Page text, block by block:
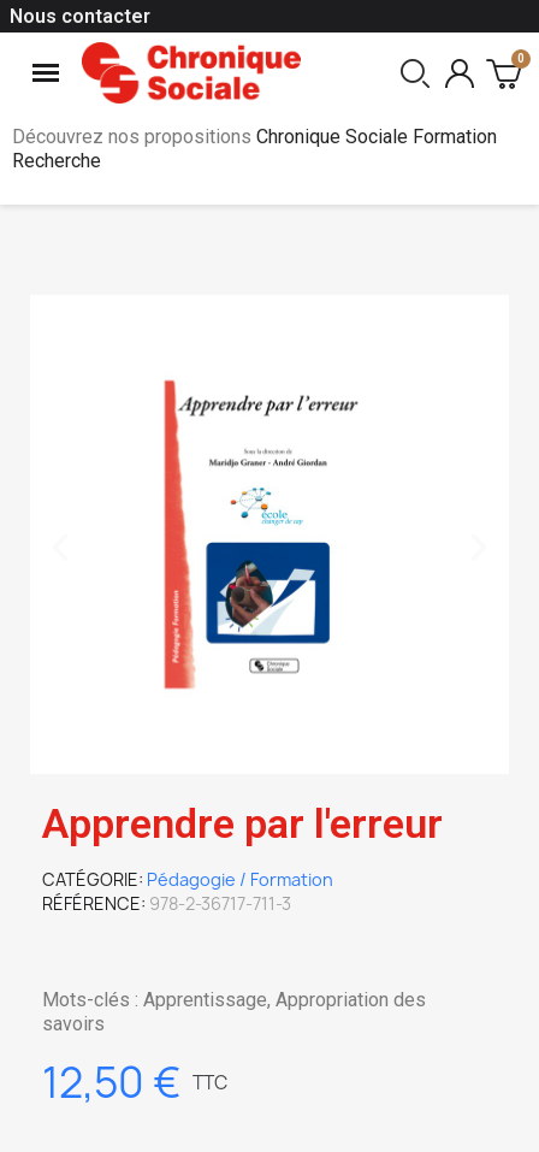
Nous contacter
Découvrez nos propositions Chronique Sociale Formation
Recherche
Apprendre par l'erreur
CATÉGORIE Pédagogie / Formation
RÉFÉRENCE 978-2-36717-711-3
Mots-clés : Apprentissage, Appropriation des
savoirs
12,50 € TTC